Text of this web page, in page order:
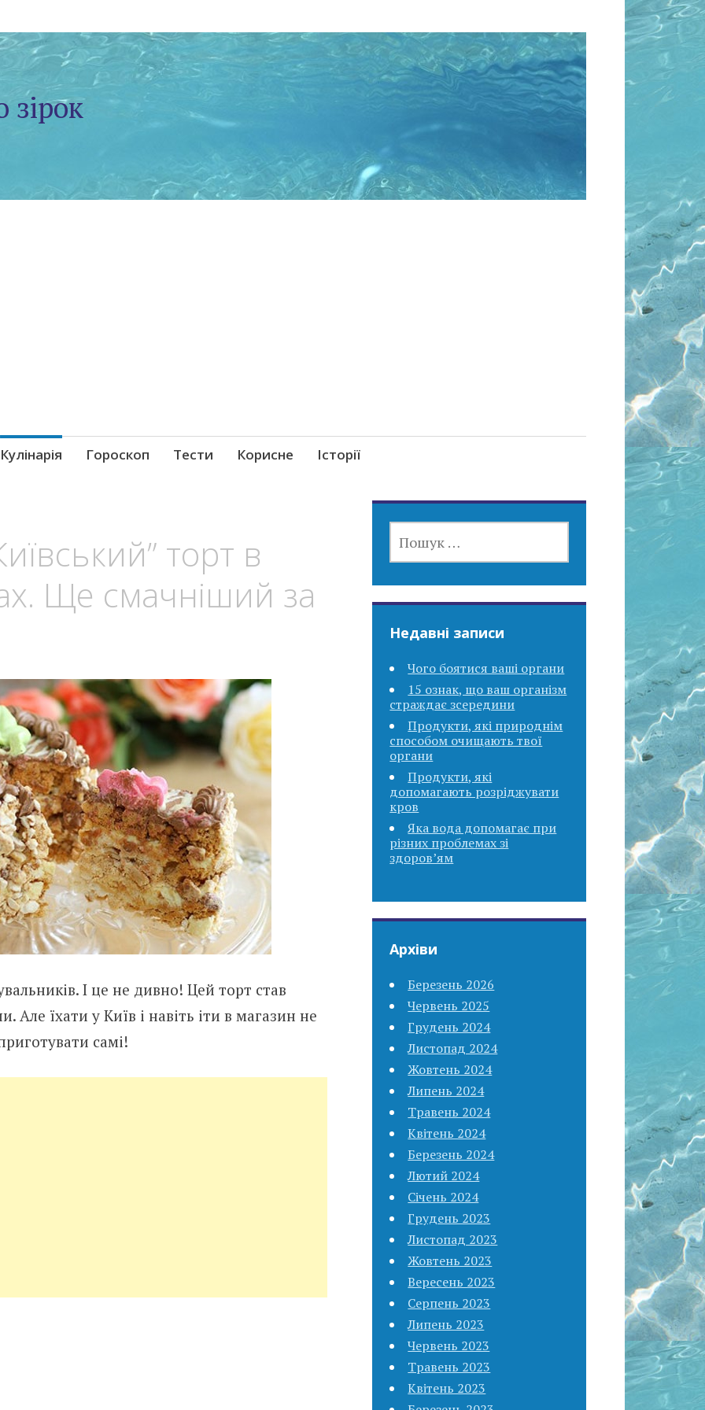
зірок
Кулінарія Гороскоп Тести Корисне Історії
торт в
Ще смачніший за
І це не дивно! Цей торт став
Але їхати у Київ і навіть іти в магазин не
самі!
Недавні записи
Чого боятися ваші органи
15 ознак, що ваш організм
страждає зсередини
Продукти, які природнім
способом очищають твої
органи
Продукти, які
допомагають розріджувати
кров
Яка вода допомагає при
різних проблемах зі
здоров’ям
Архіви
Березень 2026
Червень 2025
Грудень 2024
Листопад 2024
Жовтень 2024
Липень 2024
Травень 2024
Квітень 2024
Березень 2024
Лютий 2024
Січень 2024
Грудень 2023
Листопад 2023
Жовтень 2023
Вересень 2023
Серпень 2023
Липень 2023
Червень 2023
Травень 2023
Квітень 2023